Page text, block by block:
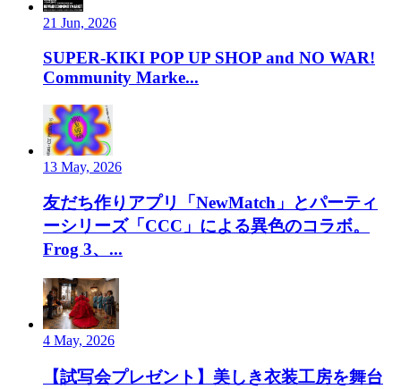
21 Jun, 2026
SUPER-KIKI POP UP SHOP and NO WAR!
Community Marke...
13 May, 2026
友だち作りアプリ「NewMatch」とパーティ
ーシリーズ「CCC」による異色のコラボ。
Frog 3、...
4 May, 2026
【試写会プレゼント】美しき衣装工房を舞台